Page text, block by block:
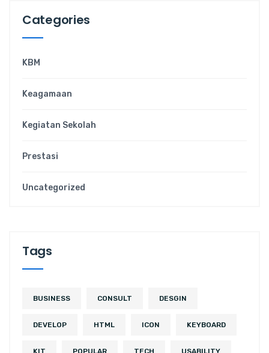
Categories
KBM
Keagamaan
Kegiatan Sekolah
Prestasi
Uncategorized
Tags
BUSINESS CONSULT DESGIN
DEVELOP HTML ICON KEYBOARD
KIT POPULAR TECH USABILITY